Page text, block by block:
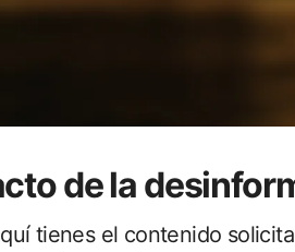
de la
tienes el contenido